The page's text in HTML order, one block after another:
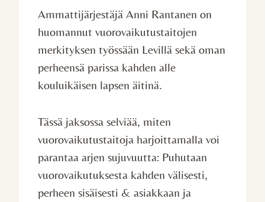
Ammattijärjestäjä Anni Rantanen on
huomannut vuorovaikutustaitojen
merkityksen työssään Levillä sekä oman
perheensä parissa kahden alle
kouluikäisen lapsen äitinä.
Tässä jaksossa selviää, miten
vuorovaikutustaitoja harjoittamalla voi
parantaa arjen sujuvuutta: Puhutaan
vuorovaikutuksesta kahden välisesti,
perheen sisäisesti & asiakkaan ja